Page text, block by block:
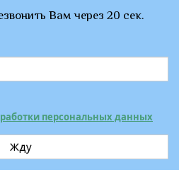
Вам через 20 сек.
персональных данных
Жду